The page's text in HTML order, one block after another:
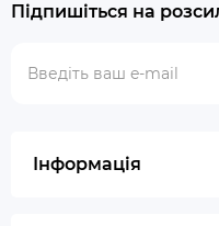
Підпишіться на
Інформація